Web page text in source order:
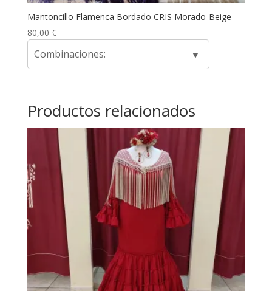
Mantoncillo Flamenca Bordado CRIS Morado-Beige
80,00 €
Combinaciones:
Productos relacionados